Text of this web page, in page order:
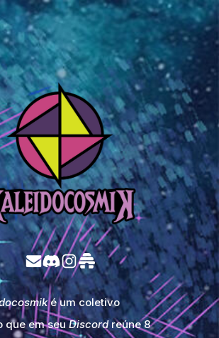
é um coletivo
que em seuDiscordreúne 8